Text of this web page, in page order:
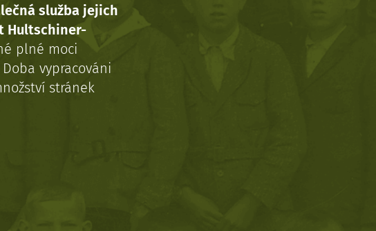
služba jejich
Hultschiner-
plné moci
vypracováni
stránek